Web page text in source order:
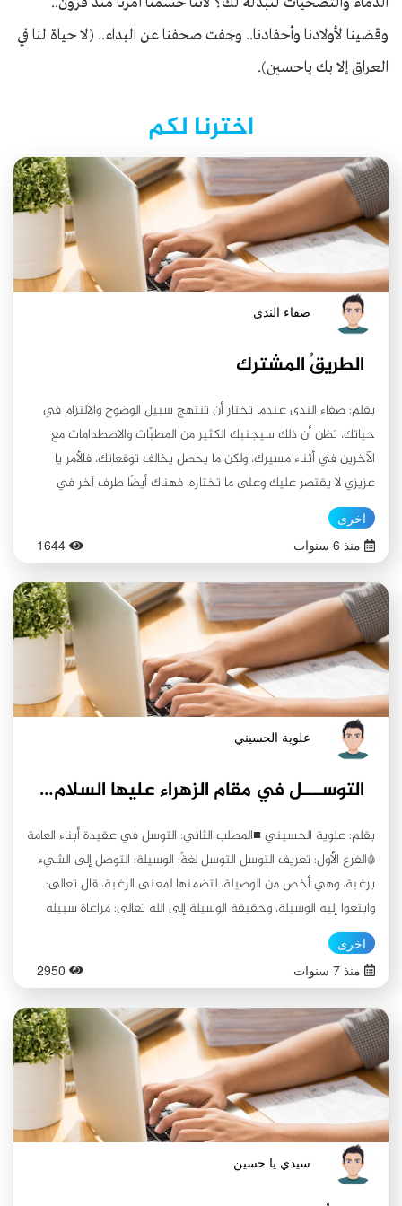
وقضينا لأولادنا وأحفادنا.. وجفت صحفنا عن البداء.. (لا حياة لنا في
العراق إلا بك ياحسين).
اخترنا لكم
صفاء الندى
الطريقُ المشترك
بقلم: صفاء الندى عندما تختار أن تنتهج سبيل الوضوح والالتزام في
حياتك، تظن أن ذلك سيجنبك الكثير من المطبّات والاصطدامات مع
الآخرين في أثناء مسيرك، ولكن ما يحصل يخالف توقعاتك، فالأمر يا
عزيزي لا يقتصر عليك وعلى ما تختاره، فهناك أيضًا طرف آخر في
المقابل عليه أن يختار. فحتى لو قدتَ سيارتك بسرعة معتدلة، ولم
تخالف قوانين المرور بشيء، وأضأت مصابيح السيارة لتتضح الرؤية لك
ولغيرك، ولكن كان سائق السيارة الأخرى عنيدًا ومتهورًا ولا يكترث
بالالتزام بالقانون وإيقاد المصابيح، وهو معك في طريق واحد، فستكون
نسبة الاصطدام أكبر من نسبة السلامة؛ فإن سلِمَت مرة فلن تسلم في
المرات القادمة في هذا الطريق المشترك. إذن ما العمل؟ هل نترك ما
اعتمدنا من ثوابت في حياتنا؟ أو نترك الطريق بالكليّة لنسير بدروب
جانبية وعِرة وغير معبّدة قد تؤدي لتلف السيارة أو ضياع سائقها؟
-بالتأكيد لا هذا ولا ذاك... بل نستمر بمسيرنا، حاملين مبادئنا بكلتا يدينا
مشعلًا ينير عتمة الدروب، متفاعلين مع الحياة بشهدها وحنظلها، ولا
ننكفئ وننزوي، فيبقى المكان خاليًا من العقلاء والصالحين مملوءً
والاحتكاك إن حصل بمصدات تمتص قوته، جاعلين من مداراة الناس
وموعظتهم بالحسنى مصدات ودروعاً تذود عنا وتحمي المتضررين من
الإصابات البليغة أو الهلاك... إذن فلأُوقف السيارة هنا... أحمد الله أنّي
وصلتُ بأمان.
اخرى
منذ 6 سنوات
1644
علوية الحسيني
التوســـل في مقام الزهراء عليها السلام/ دراسة مقارنة (ج٢)
بقلم: علوية الحسيني ■المطلب الثاني: التوسل في عقيدة أبناء العامة
*الفرع الأول: تعريف التوسل التوسل لغةً: الوسيلة: التوصل إلى الشيء
برغبة، وهي أخص من الوصيلة، لتضمنها لمعنى الرغبة، قال تعالى:
وابتغوا إليه الوسيلة، وحقيقة الوسيلة إلى الله تعالى: مراعاة سبيله
بالعمل والعبادة، وتحري مكارم الشريعة، وهي كالقربة، والواسل: الراغب
هي التي يتوصل بها إلى تحصيل المقصود، والوسيلة أيضا : علم على
أعلى منزلة في الجنة ، وهي منزلة رسول الله صلى الله عليه [وآله]
وسلم وداره في الجنة ، وهي أقرب أمكنة الجنة إلى العرش"(15). *الفرع
الثاني: أقسام التوسل قسّم ابناء العامة التوسّل على قسمين: "القسم
الأول : أن يكون بوسيلة جاءت بها الشريعة ، وهو أنواع : الأول: التوسل
بأسماء الله تعـالى وصفاته وأفعـاله ، فيتوسل إلى الله تعالى بالاسم
المقتضي لمطلوبه أو بالصفة المقتضية له أو بالفعل المقتضي ، قال
الله تعالى : (ولله الأسماء الحسنى فادعوه بها) ، فيقول : اللهم يا رحيم
ارحمني ، ويا غفور اغفر لي ، ونحـو ذلك وفي الحديث عن النبي صلى
الله عليه وسلم أنه قال : [اللهـم بعلمك الغيب وقدرتك على الخلق
اخرى
منذ 7 سنوات
2950
سيدي يا حسين